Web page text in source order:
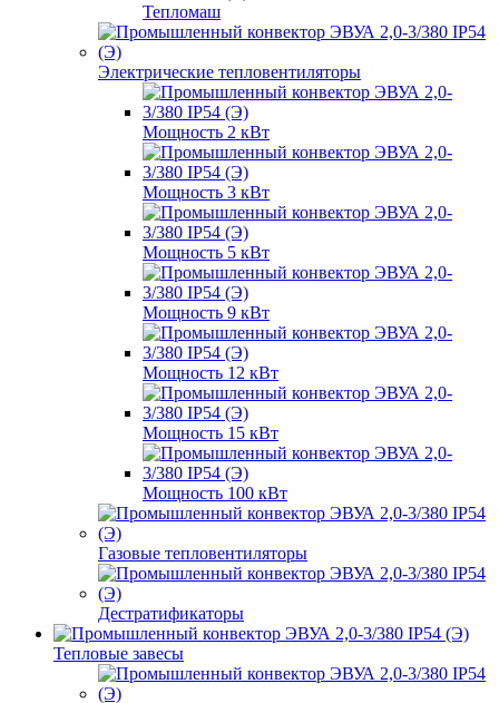
Тепломаш
Электрические тепловентиляторы
Мощность 2 кВт
Мощность 3 кВт
Мощность 5 кВт
Мощность 9 кВт
Мощность 12 кВт
Мощность 15 кВт
Мощность 100 кВт
Газовые тепловентиляторы
Дестратификаторы
Тепловые завесы